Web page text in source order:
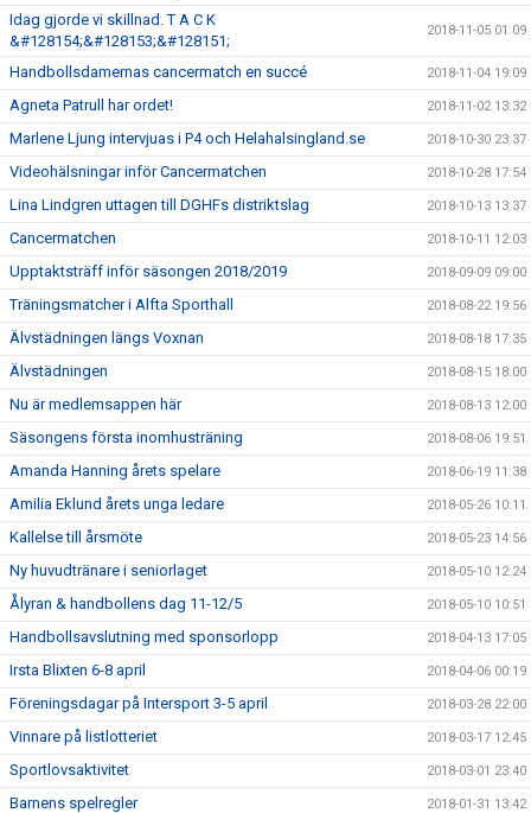
Idag gjorde vi skillnad. T A C K
&#128154;&#128153;&#128151;
2018-11-05 01:09
Handbollsdamernas cancermatch en succé 2018-11-04 19:09
Agneta Patrull har ordet! 2018-11-02 13:32
Marlene Ljung intervjuas i P4 och Helahalsingland.se 2018-10-30 23:37
Videohälsningar inför Cancermatchen 2018-10-28 17:54
Lina Lindgren uttagen till DGHFs distriktslag 2018-10-13 13:37
Cancermatchen 2018-10-11 12:03
Upptaktsträff inför säsongen 2018/2019 2018-09-09 09:00
Träningsmatcher i Alfta Sporthall 2018-08-22 19:56
Älvstädningen längs Voxnan 2018-08-18 17:35
Älvstädningen 2018-08-15 18:00
Nu är medlemsappen här 2018-08-13 12:00
Säsongens första inomhusträning 2018-08-06 19:51
Amanda Hanning årets spelare 2018-06-19 11:38
Amilia Eklund årets unga ledare 2018-05-26 10:11
Kallelse till årsmöte 2018-05-23 14:56
Ny huvudtränare i seniorlaget 2018-05-10 12:24
Ålyran & handbollens dag 11-12/5 2018-05-10 10:51
Handbollsavslutning med sponsorlopp 2018-04-13 17:05
Irsta Blixten 6-8 april 2018-04-06 00:19
Föreningsdagar på Intersport 3-5 april 2018-03-28 22:00
Vinnare på listlotteriet 2018-03-17 12:45
Sportlovsaktivitet 2018-03-01 23:40
Barnens spelregler 2018-01-31 13:42